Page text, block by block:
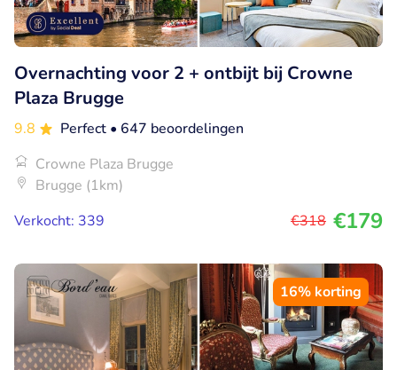
Overnachting voor 2 + ontbijt bij Crowne
Plaza Brugge
9.8 Perfect • 647 beoordelingen
Crowne Plaza Brugge
Brugge (1km)
Verkocht: 339
€318 €179
16% korting